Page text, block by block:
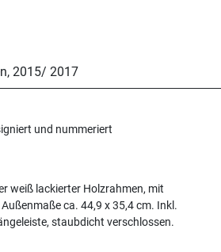
, 2015/ 2017
und nummeriert
weiß lackierter Holzrahmen, mit
ca. 44,9 x 35,4 cm. Inkl.
staubdicht verschlossen.